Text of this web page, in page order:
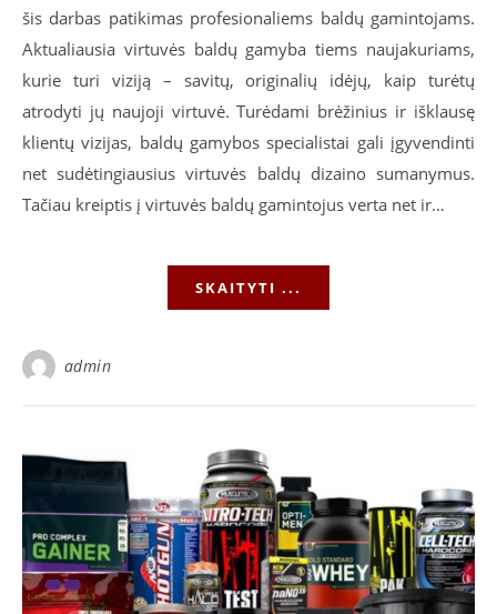
šis darbas patikimas profesionaliems baldų gamintojams.
Aktualiausia virtuvės baldų gamyba tiems naujakuriams,
kurie turi viziją – savitų, originalių idėjų, kaip turėtų
atrodyti jų naujoji virtuvė. Turėdami brėžinius ir išklausę
klientų vizijas, baldų gamybos specialistai gali įgyvendinti
net sudėtingiausius virtuvės baldų dizaino sumanymus.
Tačiau kreiptis į virtuvės baldų gamintojus verta net ir…
SKAITYTI ...
admin